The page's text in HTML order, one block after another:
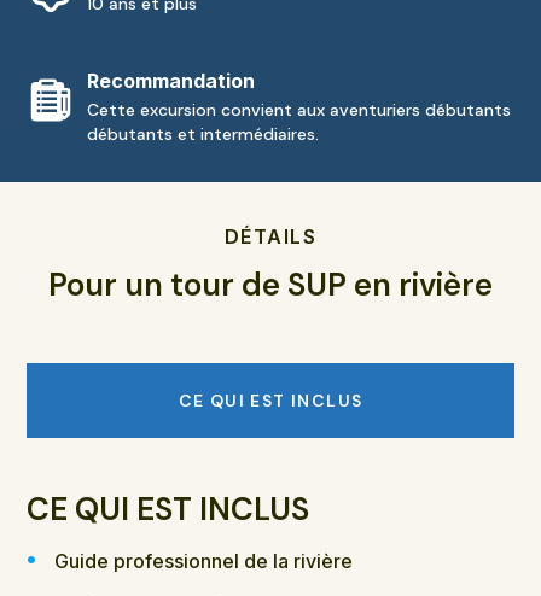
Recommandation
Cette excursion convient aux aventuriers débutants
débutants et intermédiaires.
DÉTAILS
Pour un tour de SUP en rivière
CE QUI EST INCLUS
CE QUI EST INCLUS
Guide professionnel de la rivière